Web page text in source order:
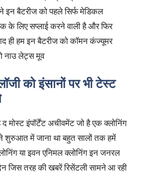
इन बैटरीज को पहले सिर्फ मेडिकल
के लिए सप्लाई करने वाली है और फिर
ही हम इन बैटरीज को कॉमन कंज्यूमर
नाउ लेट्स मूव
को इंसानों पर भी टेस्ट
मोस्ट इंपॉर्टेंट अचीवमेंट जो है एक क्लोनिंग
में जाना था बहुत सालों तक हमें
या इवन एनिमल क्लोनिंग इन जनरल
जिस तरह की खबरें रिसेंटली सामने आ रही